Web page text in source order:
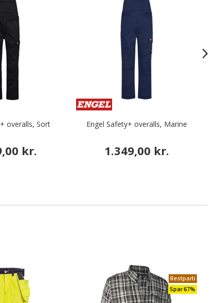
overalls, Sort
kr.
Engel Safety+ overalls, Marine
1.349,00 kr.
Restparti
Spar 67%